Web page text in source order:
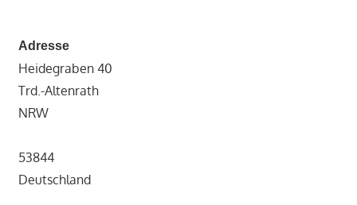
Adresse
Heidegraben 40
Trd.-Altenrath
NRW
53844
Deutschland